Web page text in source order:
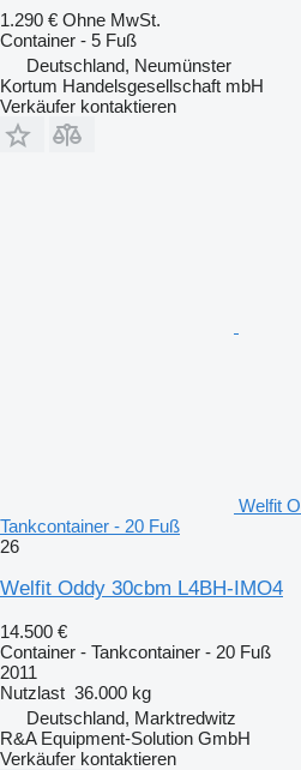
1.290 € Ohne MwSt.
Container - 5 Fuß
Deutschland, Neumünster
Kortum Handelsgesellschaft mbH
Verkäufer kontaktieren
Welfit
Tankcontainer - 20 Fuß
26
Welfit Oddy 30cbm L4BH-IMO4
14.500 €
Container - Tankcontainer - 20 Fuß
2011
Nutzlast 36.000 kg
Deutschland, Marktredwitz
R&A Equipment-Solution GmbH
Verkäufer kontaktieren